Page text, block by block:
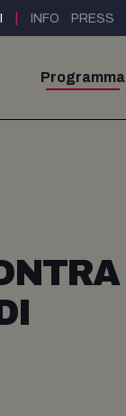
INFO PRESS
Programma